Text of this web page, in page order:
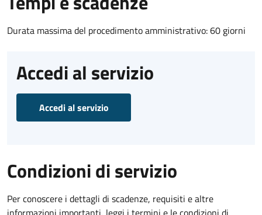
Durata massima del procedimento amministrativo: 60 giorni
Accedi al servizio
Accedi al servizio
Condizioni di servizio
Per conoscere i dettagli di scadenze, requisiti e altre